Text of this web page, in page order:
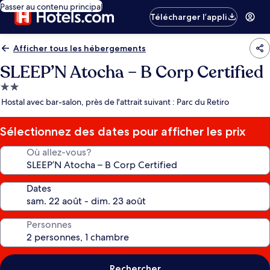
Passer au contenu principal
Télécharger l’appli
Afficher tous les hébergements
SLEEP’N Atocha – B Corp Certified
Hébergement
2.0 étoiles
Hostal avec bar-salon, près de l'attrait suivant : Parc du Retiro
Sélectionnez des dates pour afficher les prix
Où allez-vous?
Dates
Personnes